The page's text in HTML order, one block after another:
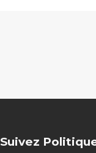
Suivez